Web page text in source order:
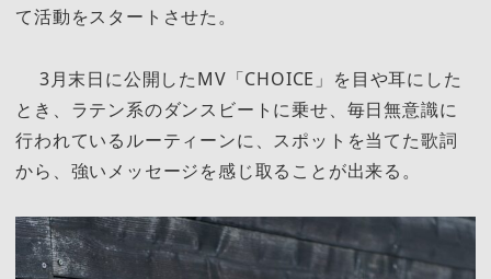
て活動をスタートさせた。
3月末日に公開したMV「CHOICE」を目や耳にした
とき、ラテン系のダンスビートに乗せ、毎日無意識に
行われているルーティーンに、スポットを当てた歌詞
から、強いメッセージを感じ取ることが出来る。